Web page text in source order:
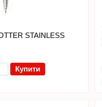
STAINLESS
Купити